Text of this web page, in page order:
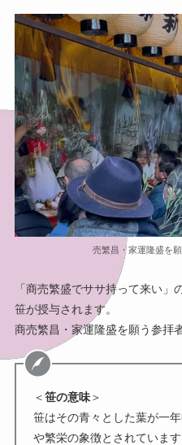
売繁昌・家運隆盛を
「商売繁盛でササ持って来い
笹が授与されます。
商売繁昌・家運隆盛を願う参拝
＜笹の意味＞
笹はその青々とした葉が一
や繁栄の象徴とされています